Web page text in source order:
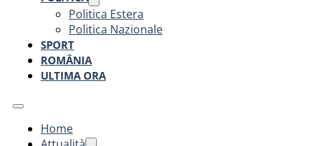
Politica Estera
Politica Nazionale
SPORT
ROMÂNIA
ULTIMA ORA
Home